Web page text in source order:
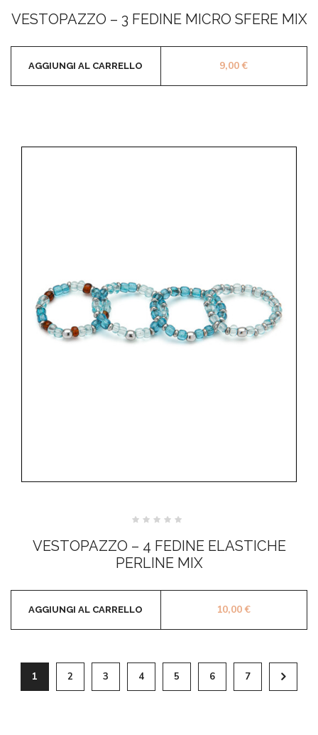
su
5
VESTOPAZZO – 3 FEDINE MICRO SFERE MIX
9,00€
AGGIUNGI AL CARRELLO
VESTOPAZZO – 4 FEDINE ELASTICHE
PERLINE MIX
10,00€
AGGIUNGI AL CARRELLO
1 2 3 4 5 6 7